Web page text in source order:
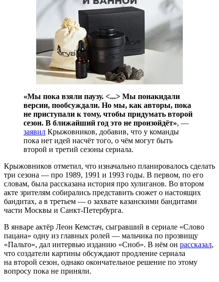
«Мы пока взяли паузу. <...> Мы понакидали
версии, пообсуждали. Но мы, как авторы, пока
не приступали к тому, чтобы придумать второй
сезон. В ближайший год это не произойдёт», —
заявил Крыжовников, добавив, что у команды
пока нет идей насчёт того, о чём могут быть
второй и третий сезоны сериала.
Крыжовников отметил, что изначально планировалось сделать
три сезона — про 1989, 1991 и 1993 годы. В первом, по его
словам, была рассказана история про хулиганов. Во втором
акте зрителям собирались представить сюжет о настоящих
бандитах, а в третьем — о захвате казанскими бандитами
части Москвы и Санкт-Петербурга.
В январе актёр Леон Кемстач, сыгравший в сериале «Слово
пацана» одну из главных ролей — мальчика по прозвищу
«Пальто», дал интервью изданию «Сноб». В нём он рассказал,
что создатели картины обсуждают продление сериала
на второй сезон, однако окончательное решение по этому
вопросу пока не приняли.